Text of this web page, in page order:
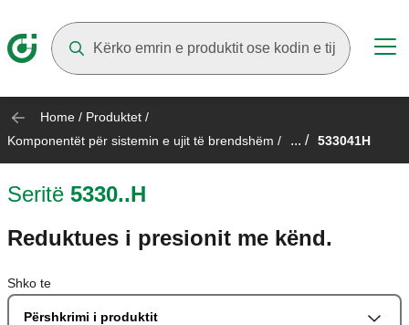
Home / Produktet /
Komponentët për sistemin e ujit të brendshëm / ... / 533041H
Seritë 5330..H
Reduktues i presionit me kënd.
Shko te
Përshkrimi i produktit